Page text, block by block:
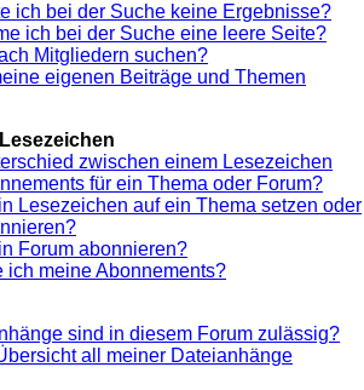
ich bei der Suche keine Ergebnisse?
ich bei der Suche eine leere Seite?
Mitgliedern suchen?
eigenen Beiträge und Themen
zwischen einem Lesezeichen
für ein Thema oder Forum?
Lesezeichen auf ein Thema setzen oder
Forum abonnieren?
ich meine Abonnements?
sind in diesem Forum zulässig?
all meiner Dateianhänge